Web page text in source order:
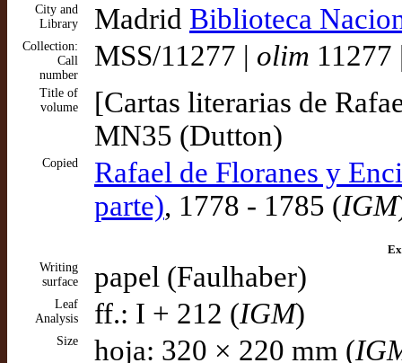
City and
Library
Madrid Biblioteca
Collection:
Call
number
MSS/11277 | olim
Title of
volume
[Cartas literarias de
MN35 (Dutton)
Copied
Rafael de Floranes y
parte), 1778 - 1785 (IGM
Writing
surface
papel (Faulhaber)
Leaf
Analysis
ff.: I + 212 (IGM)
Size hoja: 320 × 220 mm (